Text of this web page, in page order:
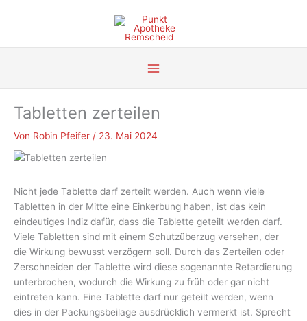
Tabletten zerteilen
Von Robin Pfeifer / 23. Mai 2024
Nicht jede Tablette darf zerteilt werden. Auch wenn viele
Tabletten in der Mitte eine Einkerbung haben, ist das kein
eindeutiges Indiz dafür, dass die Tablette geteilt werden darf.
Viele Tabletten sind mit einem Schutzüberzug versehen, der
die Wirkung bewusst verzögern soll. Durch das Zerteilen oder
Zerschneiden der Tablette wird diese sogenannte Retardierung
unterbrochen, wodurch die Wirkung zu früh oder gar nicht
eintreten kann. Eine Tablette darf nur geteilt werden, wenn
dies in der Packungsbeilage ausdrücklich vermerkt ist. Sprecht